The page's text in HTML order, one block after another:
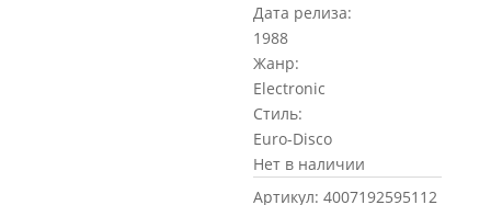
Дата релиза:
1988
Жанр:
Electronic
Стиль:
Euro-Disco
Нет в наличии
Артикул:4007192595112